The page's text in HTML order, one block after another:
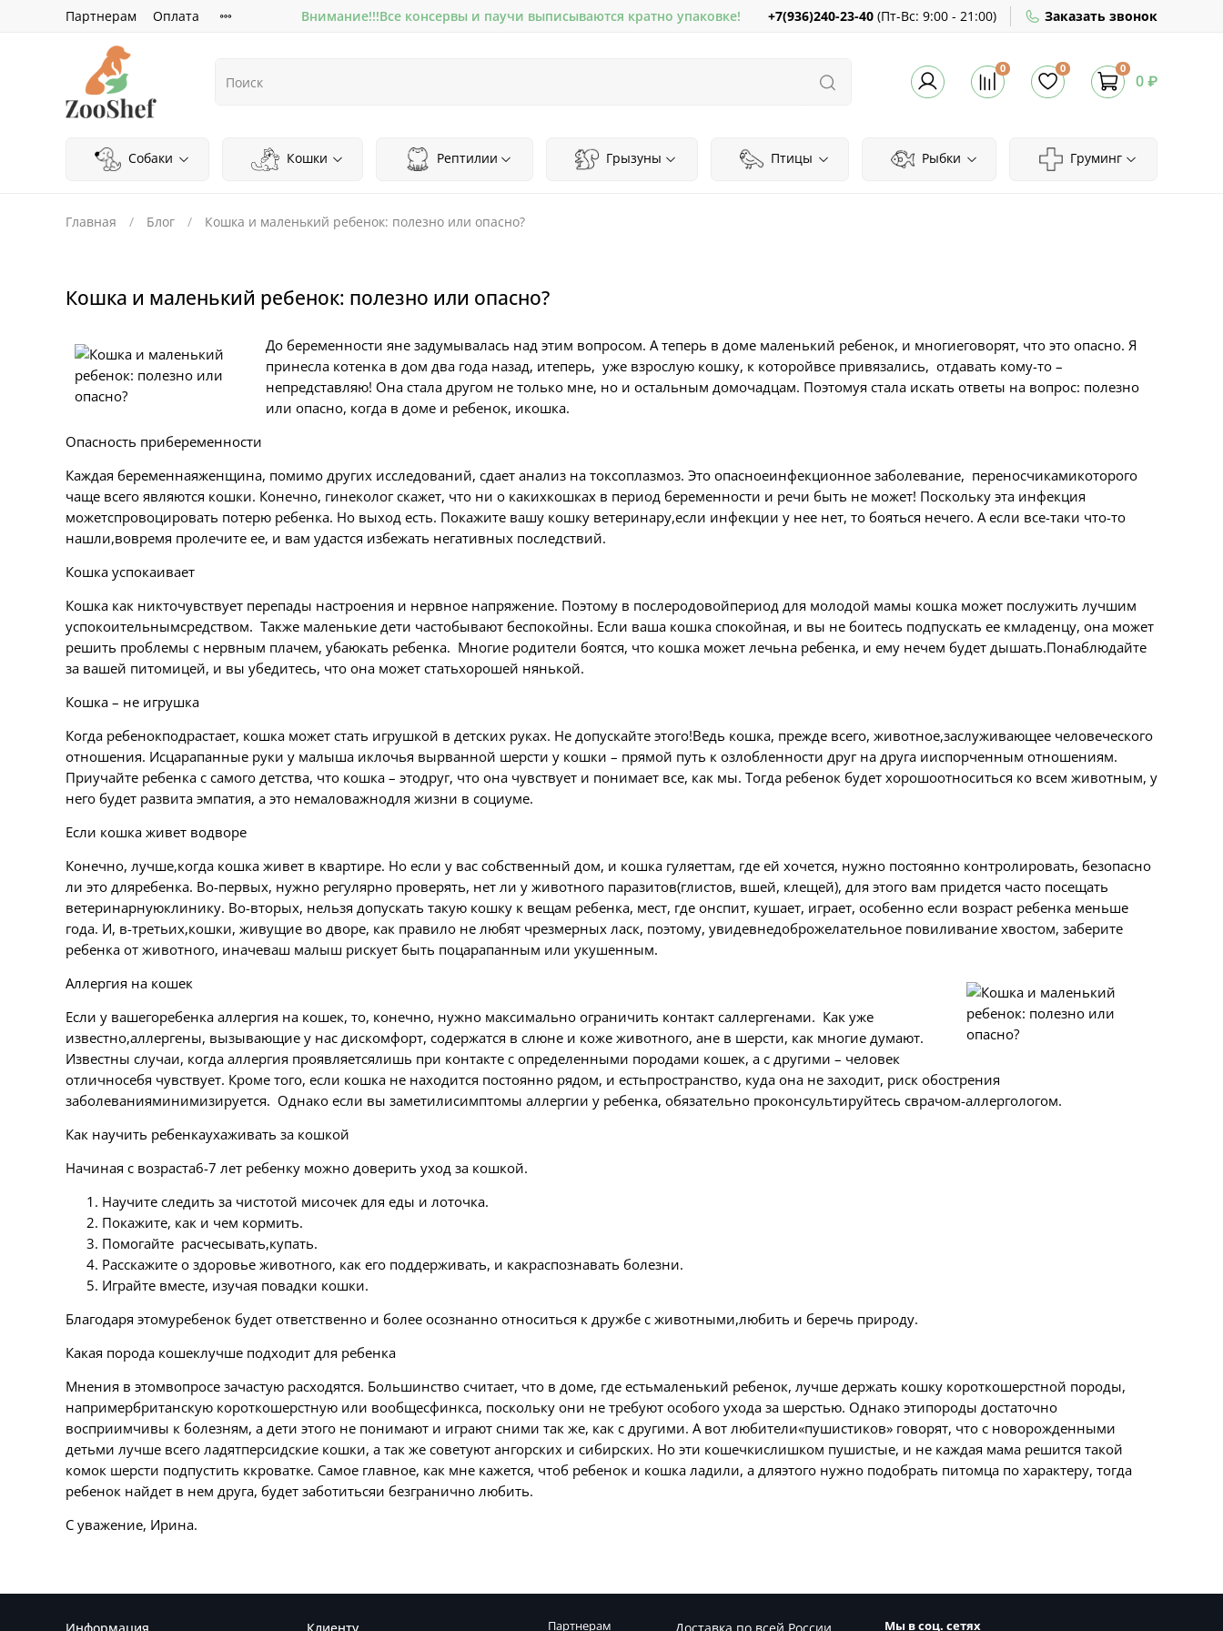
Партнерам Оплата Внимание!!!Все консервы и паучи выписываются кратно упаковке! +7(936)240-23-40 (Пт-Вс: 9:00 - 21:00) Заказать звонок
0 0 0
0 ₽
Собаки Кошки Рептилии Грызуны Птицы Рыбки Груминг
Главная Блог Кошка и маленький ребенок: полезно или опасно?
Кошка и маленький ребенок: полезно или опасно?
До беременности яне задумывалась над этим вопросом. А теперь в доме маленький ребенок, и многиеговорят, что это опасно. Я
принесла котенка в дом два года назад, итеперь, уже взрослую кошку, к которойвсе привязались, отдавать кому-то –
непредставляю! Она стала другом не только мне, но и остальным домочадцам. Поэтомуя стала искать ответы на вопрос: полезно
или опасно, когда в доме и ребенок, икошка.
Опасность прибеременности
Каждая беременнаяженщина, помимо других исследований, сдает анализ на токсоплазмоз. Это опасноеинфекционное заболевание, переносчикамикоторого
чаще всего являются кошки. Конечно, гинеколог скажет, что ни о какихкошках в период беременности и речи быть не может! Поскольку эта инфекция
можетспровоцировать потерю ребенка. Но выход есть. Покажите вашу кошку ветеринару,если инфекции у нее нет, то бояться нечего. А если все-таки что-то
нашли,вовремя пролечите ее, и вам удастся избежать негативных последствий.
Кошка успокаивает
Кошка как никточувствует перепады настроения и нервное напряжение. Поэтому в послеродовойпериод для молодой мамы кошка может послужить лучшим
успокоительнымсредством. Также маленькие дети частобывают беспокойны. Если ваша кошка спокойная, и вы не боитесь подпускать ее кмладенцу, она может
решить проблемы с нервным плачем, убаюкать ребенка. Многие родители боятся, что кошка может лечьна ребенка, и ему нечем будет дышать.Понаблюдайте
за вашей питомицей, и вы убедитесь, что она может статьхорошей нянькой.
Кошка – не игрушка
Когда ребенокподрастает, кошка может стать игрушкой в детских руках. Не допускайте этого!Ведь кошка, прежде всего, животное,заслуживающее человеческого
отношения. Исцарапанные руки у малыша иклочья вырванной шерсти у кошки – прямой путь к озлобленности друг на друга ииспорченным отношениям.
Приучайте ребенка с самого детства, что кошка – этодруг, что она чувствует и понимает все, как мы. Тогда ребенок будет хорошоотноситься ко всем животным, у
него будет развита эмпатия, а это немаловажнодля жизни в социуме.
Если кошка живет водворе
Конечно, лучше,когда кошка живет в квартире. Но если у вас собственный дом, и кошка гуляеттам, где ей хочется, нужно постоянно контролировать, безопасно
ли это дляребенка. Во-первых, нужно регулярно проверять, нет ли у животного паразитов(глистов, вшей, клещей), для этого вам придется часто посещать
ветеринарнуюклинику. Во-вторых, нельзя допускать такую кошку к вещам ребенка, мест, где онспит, кушает, играет, особенно если возраст ребенка меньше
года. И, в-третьих,кошки, живущие во дворе, как правило не любят чрезмерных ласк, поэтому, увидевнедоброжелательное повиливание хвостом, заберите
ребенка от животного, иначеваш малыш рискует быть поцарапанным или укушенным.
Аллергия на кошек
Если у вашегоребенка аллергия на кошек, то, конечно, нужно максимально ограничить контакт саллергенами. Как уже
известно,аллергены, вызывающие у нас дискомфорт, содержатся в слюне и коже животного, ане в шерсти, как многие думают.
Известны случаи, когда аллергия проявляетсялишь при контакте с определенными породами кошек, а с другими – человек
отличносебя чувствует. Кроме того, если кошка не находится постоянно рядом, и естьпространство, куда она не заходит, риск обострения
заболеванияминимизируется. Однако если вы заметилисимптомы аллергии у ребенка, обязательно проконсультируйтесь сврачом-аллергологом.
Как научить ребенкаухаживать за кошкой
Начиная с возраста6-7 лет ребенку можно доверить уход за кошкой.
Научите следить за чистотой мисочек для еды и лоточка.
Покажите, как и чем кормить.
Помогайте расчесывать,купать.
Расскажите о здоровье животного, как его поддерживать, и какраспознавать болезни.
Играйте вместе, изучая повадки кошки.
Благодаря этомуребенок будет ответственно и более осознанно относиться к дружбе с животными,любить и беречь природу.
Какая порода кошеклучше подходит для ребенка
Мнения в этомвопросе зачастую расходятся. Большинство считает, что в доме, где естьмаленький ребенок, лучше держать кошку короткошерстной породы,
напримербританскую короткошерстную или вообщесфинкса, поскольку они не требуют особого ухода за шерстью. Однако этипороды достаточно
восприимчивы к болезням, а дети этого не понимают и играют сними так же, как с другими. А вот любители«пушистиков» говорят, что с новорожденными
детьми лучше всего ладятперсидские кошки, а так же советуют ангорских и сибирских. Но эти кошечкислишком пушистые, и не каждая мама решится такой
комок шерсти подпустить ккроватке. Самое главное, как мне кажется, чтоб ребенок и кошка ладили, а дляэтого нужно подобрать питомца по характеру, тогда
ребенок найдет в нем друга, будет заботитьсяи безгранично любить.
С уважение, Ирина.
Партнерам Мы в соц. сетях